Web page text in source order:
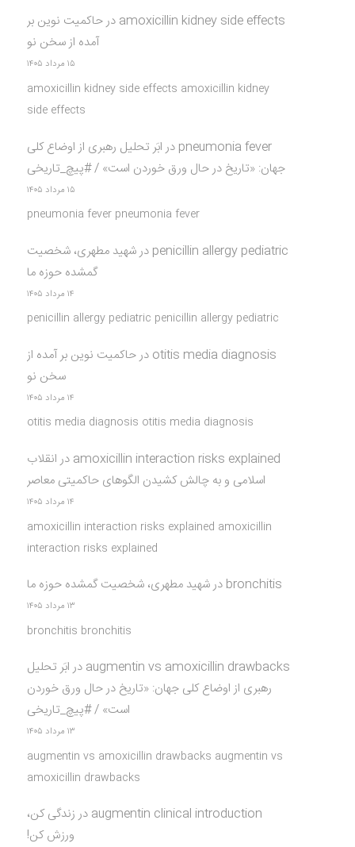
amoxicillin kidney side effects درحاکمیت نوین بر
آمده از سخن نو
۱۵ مرداد ۱۴۰۵
amoxicillin kidney side effects amoxicillin kidney
side effects
pneumonia fever در ابَر تحلیل رهبری از اوضاع کلی
جهان: «تاریخ در حال ورق خوردن است» / #پیچ_تاریخی
۱۵ مرداد ۱۴۰۵
pneumonia fever pneumonia fever
penicillin allergy pediatric درشهید مطهری، شخصیت
گمشده حوزه ما
۱۴ مرداد ۱۴۰۵
penicillin allergy pediatric penicillin allergy pediatric
otitis media diagnosis درحاکمیت نوین بر آمده از
سخن نو
۱۴ مرداد ۱۴۰۵
otitis media diagnosis otitis media diagnosis
amoxicillin interaction risks explained در انقلاب
اسلامی و به چالش کشیدن الگوهای حاکمیتی معاصر
۱۴ مرداد ۱۴۰۵
amoxicillin interaction risks explained amoxicillin
interaction risks explained
bronchitis درشهید مطهری، شخصیت گمشده حوزه ما
۱۳ مرداد ۱۴۰۵
bronchitis bronchitis
augmentin vs amoxicillin drawbacks در ابَر تحلیل
رهبری از اوضاع کلی جهان: «تاریخ در حال ورق خوردن
است» / #پیچ_تاریخی
۱۳ مرداد ۱۴۰۵
augmentin vs amoxicillin drawbacks augmentin vs
amoxicillin drawbacks
augmentin clinical introduction درزندگی کن،
ورزش کن!